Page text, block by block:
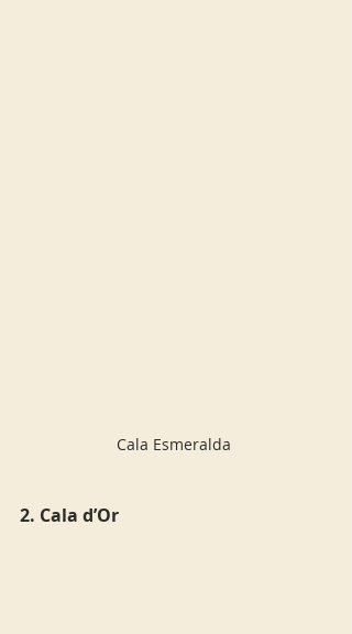
Cala Esmeralda
2. Cala d’Or